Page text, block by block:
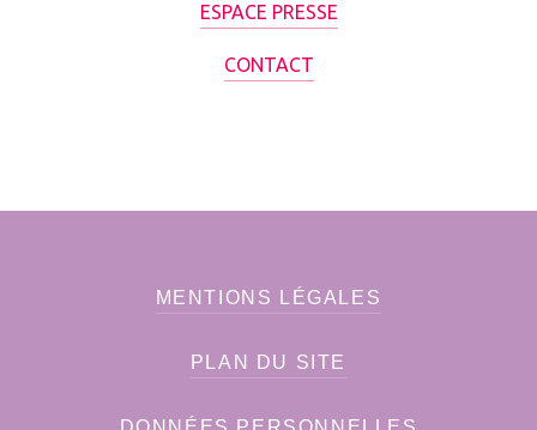
ESPACE PRESSE
CONTACT
MENTIONS LÉGALES
PLAN DU SITE